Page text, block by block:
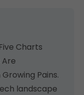
Charts
Pains.
landscape